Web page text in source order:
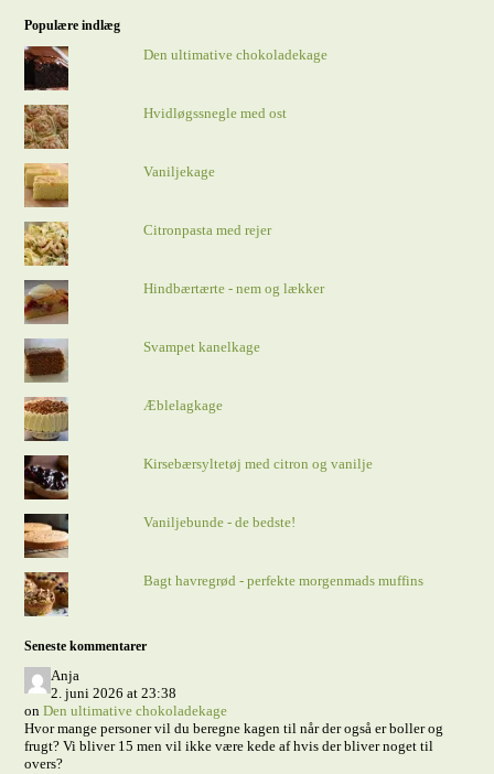
Populære indlæg
Den ultimative chokoladekage
Hvidløgssnegle med ost
Vaniljekage
Citronpasta med rejer
Hindbærtærte - nem og lækker
Svampet kanelkage
Æblelagkage
Kirsebærsyltetøj med citron og vanilje
Vaniljebunde - de bedste!
Bagt havregrød - perfekte morgenmads muffins
Seneste kommentarer
Anja
2. juni 2026 at 23:38
onDen ultimative chokoladekage
Hvor mange personer vil du beregne kagen til når der også er boller og
frugt? Vi bliver 15 men vil ikke være kede af hvis der bliver noget til
overs?